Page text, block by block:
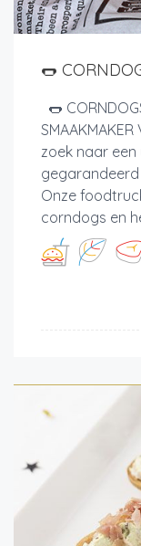
🌭
🌭
zoek naar
Onze
corndogs en